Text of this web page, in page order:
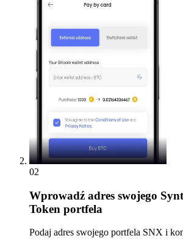
02
Wprowadź adres swojego
Token portfela
Podaj adres swojego portfela SNX i